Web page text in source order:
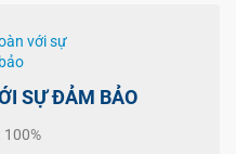
SỰ ĐẢM BẢO
100%